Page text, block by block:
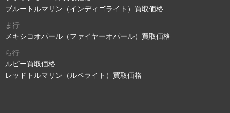
ブルートルマリン（インディゴライト）買取価格
ま行
メキシコオパール（ファイヤーオパール）買取価格
ら行
ルビー買取価格
レッドトルマリン（ルベライト）買取価格